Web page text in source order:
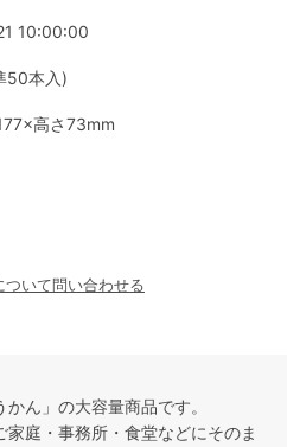
10:00:00
50本入)
高さ73mm
ついて問い合わせる
ん」の大容量商品です。
庭・事務所・食堂などにそのま